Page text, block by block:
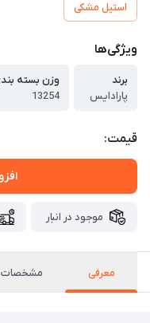
استیل مشکی
ویژگی‌ها
برند
پارادایس
وزن بسته
13254
قیمت:
موجود در انبار
معرفی مشخصات